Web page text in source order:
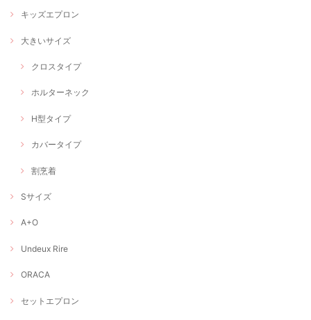
キッズエプロン
大きいサイズ
クロスタイプ
ホルターネック
H型タイプ
カバータイプ
割烹着
Sサイズ
A+O
Undeux Rire
ORACA
セットエプロン